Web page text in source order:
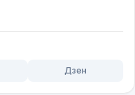
шедший по
поезд напали
Дзен